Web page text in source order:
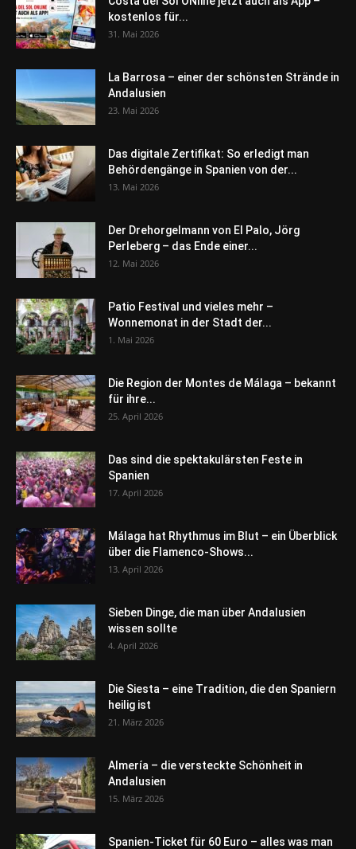
kostenlos für...
31. Mai 2026
La Barrosa – einer der schönsten Strände in
Andalusien
23. Mai 2026
Das digitale Zertifikat: So erledigt man
Behördengänge in Spanien von der...
13. Mai 2026
Der Drehorgelmann von El Palo, Jörg
Perleberg – das Ende einer...
12. Mai 2026
Patio Festival und vieles mehr –
Wonnemonat in der Stadt der...
1. Mai 2026
Die Region der Montes de Málaga – bekannt
für ihre...
25. April 2026
Das sind die spektakulärsten Feste in
Spanien
17. April 2026
Málaga hat Rhythmus im Blut – ein Überblick
über die Flamenco-Shows...
13. April 2026
Sieben Dinge, die man über Andalusien
wissen sollte
4. April 2026
Die Siesta – eine Tradition, die den Spaniern
heilig ist
21. März 2026
Almería – die versteckte Schönheit in
Andalusien
15. März 2026
Spanien-Ticket für 60 Euro – alles was man